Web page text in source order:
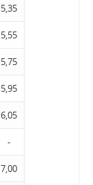
5,35
5,55
5,75
5,95
6,05
-
7,00